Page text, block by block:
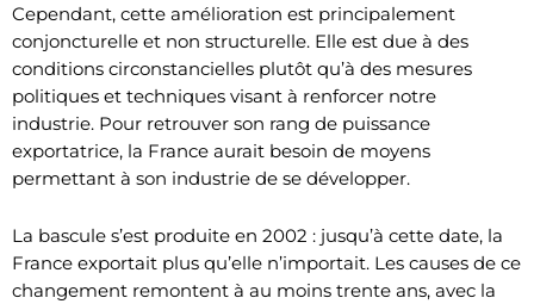
Cependant, cette amélioration est principalement
conjoncturelle et non structurelle. Elle est due à des
conditions circonstancielles plutôt qu’à des mesures
politiques et techniques visant à renforcer notre
industrie. Pour retrouver son rang de puissance
exportatrice, la France aurait besoin de moyens
permettant à son industrie de se développer.
La bascule s’est produite en 2002 : jusqu’à cette date, la
France exportait plus qu’elle n’importait. Les causes de ce
changement remontent à au moins trente ans, avec la